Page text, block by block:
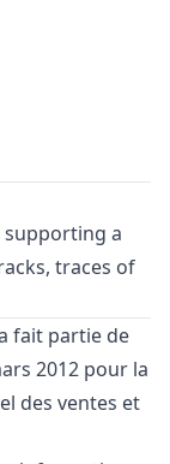
a
traces of
fait partie de
2012 pour la
des ventes et